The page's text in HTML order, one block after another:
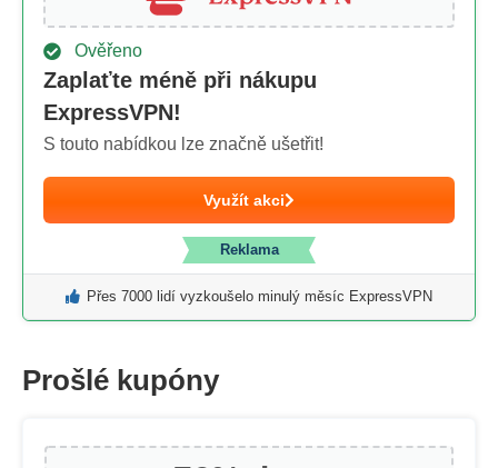
Ověřeno
Zaplaťte méně při nákupu
ExpressVPN!
S touto nabídkou lze značně ušetřit!
Využít akci
Reklama
Přes 7000 lidí vyzkoušelo minulý měsíc ExpressVPN
Prošlé kupóny